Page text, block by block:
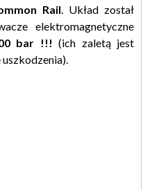
Rail. Układ został
elektromagnetyczne
bar !!! (ich zaletą jest